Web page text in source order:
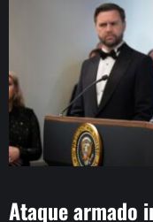
Ataque armado